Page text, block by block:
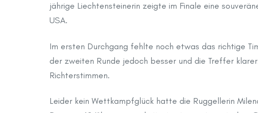
jährige Liechtensteinerin zeigte im Finale eine
USA.
Im ersten Durchgang fehlte noch etwas das richtige
der zweiten Runde jedoch besser und die Treffer
Richterstimmen.
Leider kein Wettkampfglück hatte die Ruggellerin